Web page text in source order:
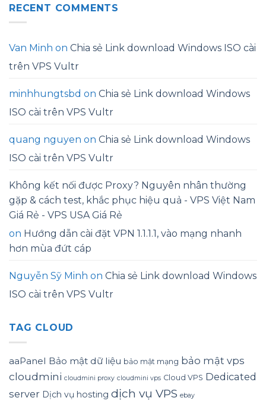
RECENT COMMENTS
Van Minh on Chia sẻ Link download Windows ISO cài
trên VPS Vultr
minhhungtsbd on Chia sẻ Link download Windows
ISO cài trên VPS Vultr
quang nguyen on Chia sẻ Link download Windows
ISO cài trên VPS Vultr
Không kết nối được Proxy? Nguyên nhân thường
gặp & cách test, khắc phục hiệu quả - VPS Việt Nam
Giá Rẻ - VPS USA Giá Rẻ
on Hướng dẫn cài đặt VPN 1.1.1.1, vào mạng nhanh
hơn mùa đứt cáp
Nguyễn Sỹ Minh on Chia sẻ Link download Windows
ISO cài trên VPS Vultr
TAG CLOUD
aaPanel Bảo mật dữ liệu bảo mật mạng bảo mật vps
cloudmini cloudmini proxy cloudmini vps Cloud VPS Dedicated
server Dịch vụ hosting dịch vụ VPS ebay